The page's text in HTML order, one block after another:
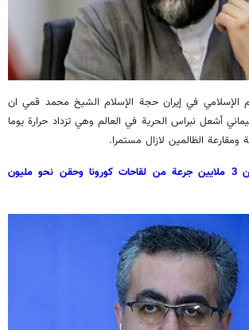
الإسلامي في إيران حجة الإسلام الشيخ محمد قمي ان
أشعل نبراس الحرية في العالم وهي تزداد حرارة يوما
الظالمين لازال مستمرا.
جهانبور: استيراد اكثر من 3 ملايين جرعة من لقاحات كورونا وحقن نحو مليون